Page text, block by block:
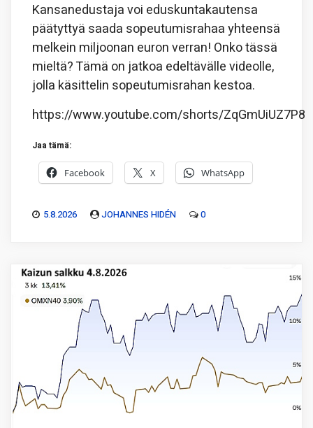
Kansanedustaja voi eduskuntakautensa
päätyttyä saada sopeutumisrahaa yhteensä
melkein miljoonan euron verran! Onko tässä
mieltä? Tämä on jatkoa edeltävälle videolle,
jolla käsittelin sopeutumisrahan kestoa.
https://www.youtube.com/shorts/ZqGmUiUZ7P8
Jaa tämä:
Facebook X WhatsApp
5.8.2026 JOHANNES HIDÉN 0